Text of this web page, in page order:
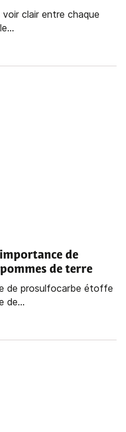
clair entre chaque
de
de terre
de prosulfocarbe étoffe
de...